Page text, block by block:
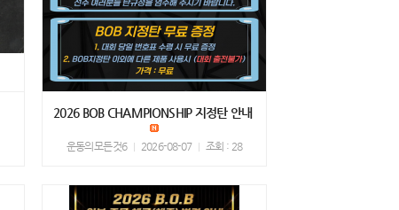
2026 BOB CHAMPIONSHIP 지정탄 안내
운동의모든것6 2026-08-07 조회 : 28